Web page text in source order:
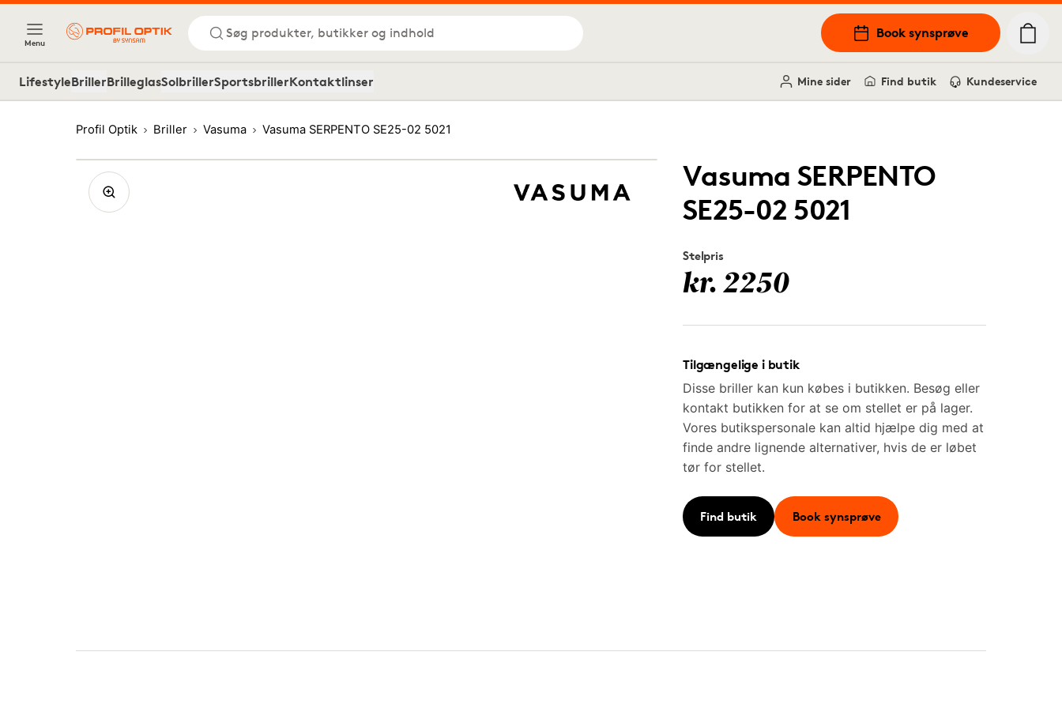
Menu
Søg produkter, butikker og indhold Book synsprøve
LifestyleBrillerBrilleglasSolbrillerSportsbrillerKontaktlinser Mine sider Find butik Kundeservice
Profil Optik Briller Vasuma Vasuma SERPENTO SE25-02 5021
Vasuma SERPENTO
SE25-02 5021
Stelpris
kr. 2250
Tilgængelige i butik
Disse briller kan kun købes i butikken. Besøg eller
kontakt butikken for at se om stellet er på lager.
Vores butikspersonale kan altid hjælpe dig med at
finde andre lignende alternativer, hvis de er løbet
tør for stellet.
Find butik Book synsprøve